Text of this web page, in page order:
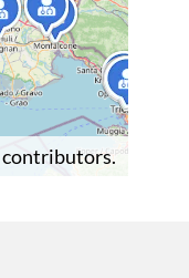
contributors.